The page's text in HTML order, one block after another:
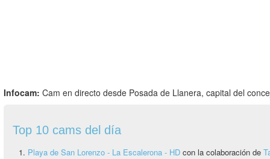
Infocam: Cam en directo desde Posada de Llanera, capital del
Top 10 cams del día
Playa de San Lorenzo - La Escalerona - HD con la colaboración de